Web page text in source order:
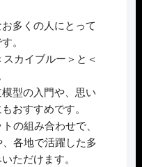
多くの人にとって
。
カイブルー＞と＜
型の入門や、思い
おすすめです。
の組み合わせで、
各地で活躍した多
ただけます。